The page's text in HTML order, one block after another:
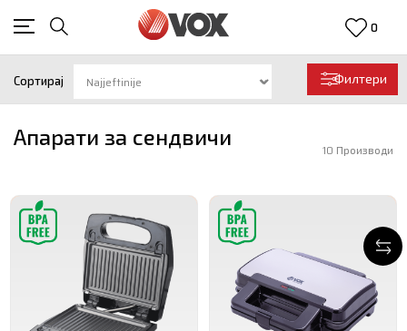
0
Апарати за сендвичи
Сортирај Филтери
10 Производи